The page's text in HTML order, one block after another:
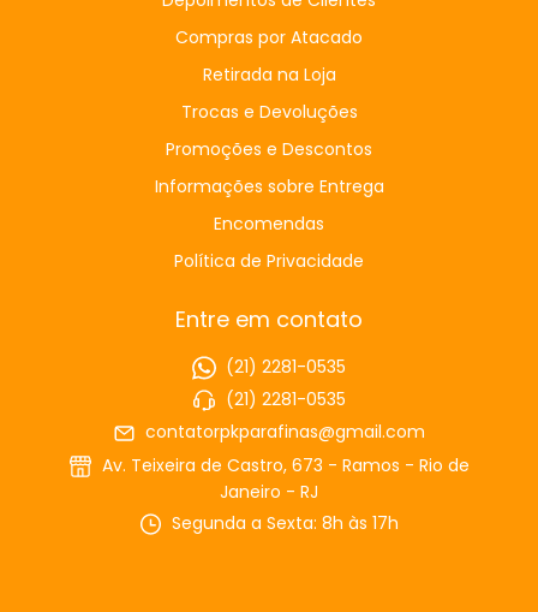
Compras por Atacado
Retirada na Loja
Trocas e Devoluções
Promoções e Descontos
Informações sobre Entrega
Encomendas
Política de Privacidade
Entre em contato
(21) 2281-0535
(21) 2281-0535
contatorpkparafinas@gmail.com
Av. Teixeira de Castro, 673 - Ramos - Rio de
Janeiro - RJ
Segunda a Sexta: 8h às 17h